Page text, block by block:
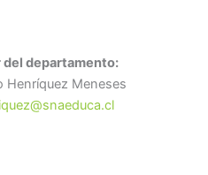
departamento:
Henríquez Meneses